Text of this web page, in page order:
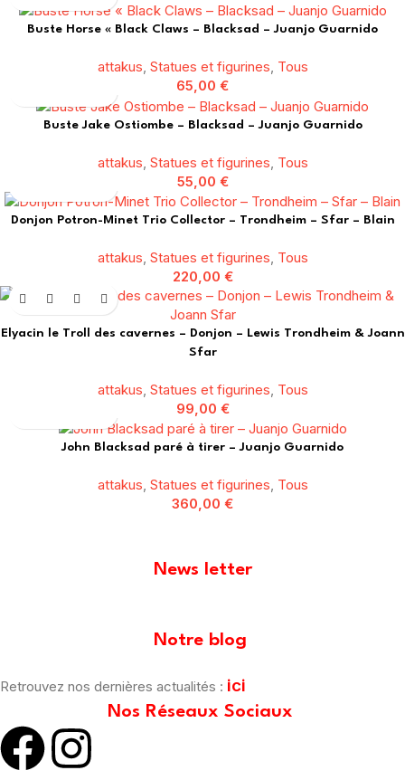
Buste Horse « Black Claws – Blacksad – Juanjo Guarnido
attakus, Statues et figurines, Tous
65,00 €
Buste Jake Ostiombe – Blacksad – Juanjo Guarnido
attakus Statues et figurines Tous
55,00 €
Donjon Potron-Minet Trio Collector – Trondheim – Sfar – Blain
attakus, Statues et figurines, Tous
220,00 €
Elyacin le Troll des cavernes – Donjon – Lewis Trondheim & Joann
Sfar
attakus, Statues et figurines, Tous
99,00 €
John Blacksad paré à tirer – Juanjo Guarnido
attakus, Statues et figurines, Tous
360,00 €
News letter
Notre blog
Retrouvez nos dernières actualités : ici
Nos Réseaux Sociaux